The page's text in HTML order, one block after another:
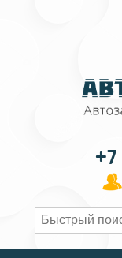
+7